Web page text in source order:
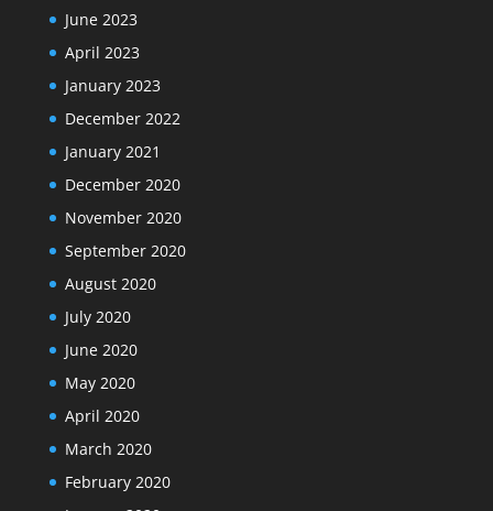
June 2023
April 2023
January 2023
December 2022
January 2021
December 2020
November 2020
September 2020
August 2020
July 2020
June 2020
May 2020
April 2020
March 2020
February 2020